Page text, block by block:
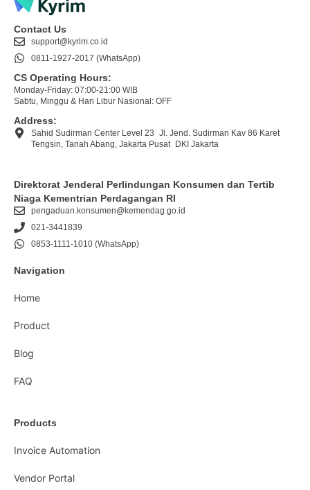
Contact Us
support@kyrim.co.id
0811-1927-2017 (WhatsApp)
CS Operating Hours:
Monday-Friday: 07:00-21:00 WIB
Sabtu, Minggu & Hari Libur Nasional: OFF
Address:
Sahid Sudirman Center Level 23 Jl. Jend. Sudirman Kav 86 Karet
Tengsin, Tanah Abang, Jakarta Pusat DKI Jakarta
Direktorat Jenderal Perlindungan Konsumen dan Tertib
Niaga Kementrian Perdagangan RI
pengaduan.konsumen@kemendag.go.id
021-3441839
0853-1111-1010 (WhatsApp)
Navigation
Home
Product
Blog
FAQ
Products
Invoice Automation
Vendor Portal